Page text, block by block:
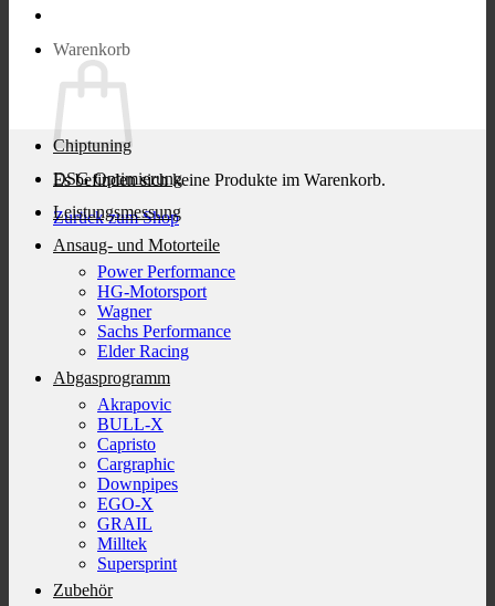
Warenkorb
Es befinden sich keine Produkte im Warenkorb.
Zurück zum Shop
Chiptuning
DSG Optimierung
Leistungsmessung
Ansaug- und Motorteile
Power Performance
HG-Motorsport
Wagner
Sachs Performance
Elder Racing
Abgasprogramm
Akrapovic
BULL-X
Capristo
Cargraphic
Downpipes
EGO-X
GRAIL
Milltek
Supersprint
Zubehör